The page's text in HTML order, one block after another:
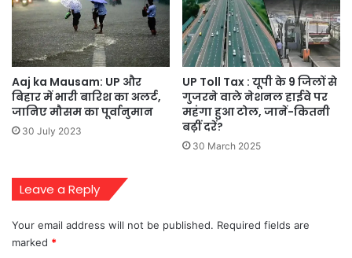
Aaj ka Mausam: UP और
बिहार में भारी बारिश का अलर्ट,
जानिए मौसम का पूर्वानुमान
30 July 2023
UP Toll Tax : यूपी के 9 जिलों से
गुजरने वाले नेशनल हाईवे पर
महंगा हुआ टोल, जानें-कितनी
बढ़ीं दरें?
30 March 2025
Leave a Reply
Your email address will not be published. Required fields are
marked *